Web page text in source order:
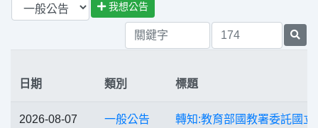
我想公告
日期 類別 標題
2026-08-07 一般公告
轉知:教育部國教署委託國立